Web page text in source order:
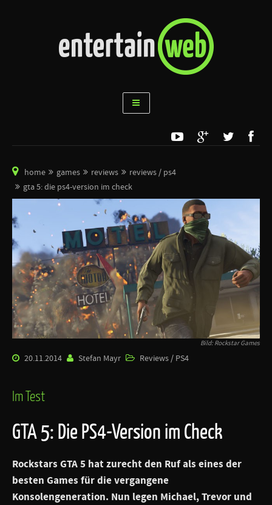
home games reviews
reviews / ps4
gta 5: die ps4-version im check
Bild: Rockstar Games
20.11.2014 Stefan Mayr Reviews / PS4
Im Test
GTA 5: Die PS4-Version im Check
Rockstars GTA 5 hat zurecht den Ruf als eines der
besten Games für die vergangene
Konsolengeneration. Nun legen Michael, Trevor und